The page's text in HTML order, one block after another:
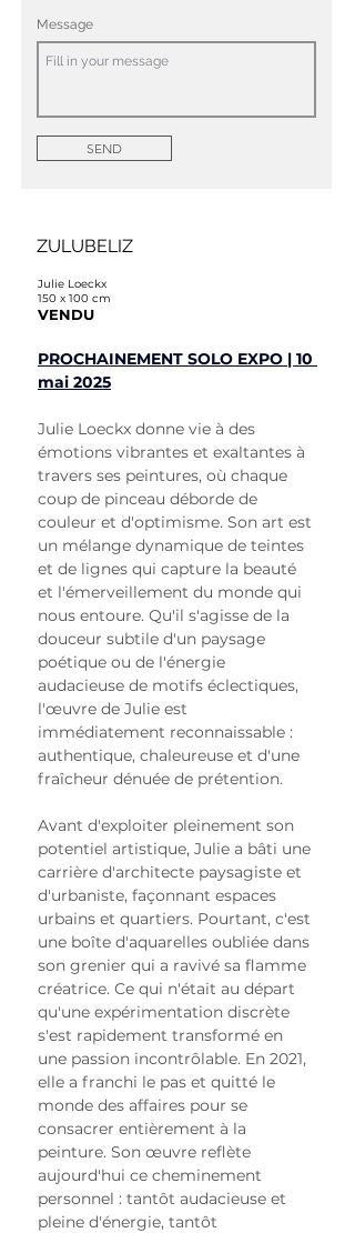
Message
SEND
ZULUBELIZ
Julie Loeckx
150 x 100 cm
VENDU
PROCHAINEMENT SOLO EXPO | 10
mai 2025
Julie Loeckx donne vie à des
émotions vibrantes et exaltantes à
travers ses peintures, où chaque
coup de pinceau déborde de
couleur et d'optimisme. Son art est
un mélange dynamique de teintes
et de lignes qui capture la beauté
et l'émerveillement du monde qui
nous entoure. Qu'il s'agisse de la
douceur subtile d'un paysage
poétique ou de l'énergie
audacieuse de motifs éclectiques,
l'œuvre de Julie est
immédiatement reconnaissable :
authentique, chaleureuse et d'une
fraîcheur dénuée de prétention.
Avant d'exploiter pleinement son
potentiel artistique, Julie a bâti une
carrière d'architecte paysagiste et
d'urbaniste, façonnant espaces
urbains et quartiers. Pourtant, c'est
une boîte d'aquarelles oubliée dans
son grenier qui a ravivé sa flamme
créatrice. Ce qui n'était au départ
qu'une expérimentation discrète
s'est rapidement transformé en
une passion incontrôlable. En 2021,
elle a franchi le pas et quitté le
monde des affaires pour se
consacrer entièrement à la
peinture. Son œuvre reflète
aujourd'hui ce cheminement
personnel : tantôt audacieuse et
pleine d'énergie, tantôt